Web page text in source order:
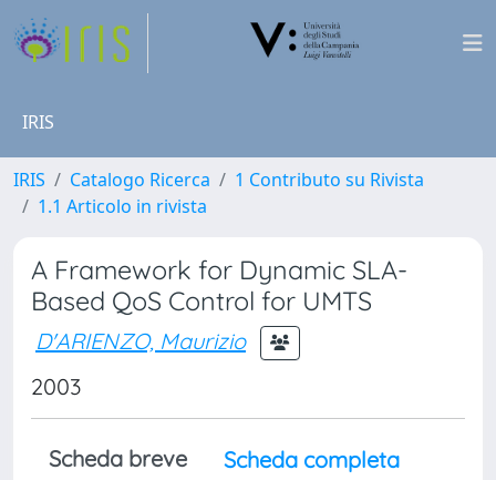
IRIS
IRIS Catalogo Ricerca
1 Contributo su Rivista
1.1 Articolo in rivista
A Framework for Dynamic SLA-
Based QoS Control for UMTS
D'ARIENZO, Maurizio
2003
Scheda breve
Scheda completa